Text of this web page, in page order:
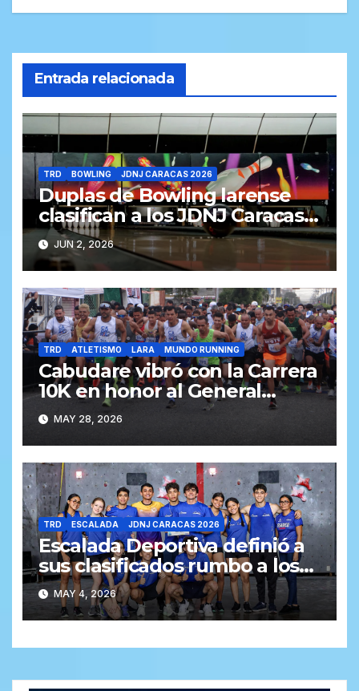
Entrada relacionada
TRD BOWLING JDNJ CARACAS 2026
Duplas de Bowling larense
clasifican a los JDNJ Caracas
2026
JUN 2, 2026
TRD ATLETISMO LARA MUNDO RUNNING
Cabudare vibró con la Carrera
10K en honor al General
Jacinto Lara (Galería y
Resultados)
MAY 28, 2026
TRD ESCALADA JDNJ CARACAS 2026
Escalada Deportiva definió a
sus clasificados rumbo a los
Juegos Deportivos
Nacionales Juveniles Caracas
2026
MAY 4, 2026